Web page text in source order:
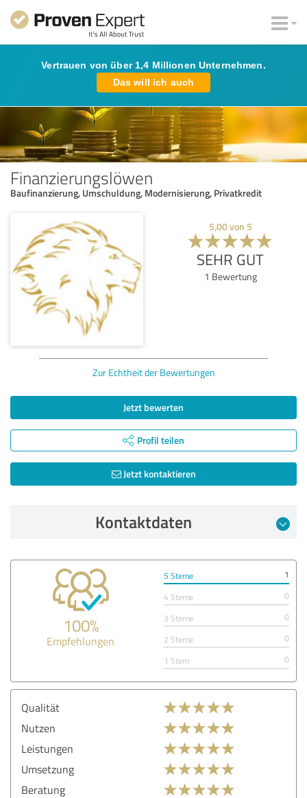
Vertrauen von über 1,4 Millionen Unternehmen.
Das will ich auch
Finanzierungslöwen
Baufinanzierung, Umschuldung, Modernisierung, Privatkredit
5,00von 5
SEHR GUT
1 Bewertung
Zur Echtheit der Bewertungen
Jetzt bewerten
Profil teilen
Jetzt kontaktieren
Kontaktdaten
100%
Empfehlungen
5 Sterne
1
4 Sterne
0
3 Sterne
0
2 Sterne
0
1 Stern
0
Qualität
Nutzen
Leistungen
Umsetzung
Beratung